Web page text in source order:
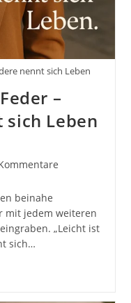
nennt sich Leben
–
Leben
beinahe
mit jedem weiteren
„Leicht ist
sich…